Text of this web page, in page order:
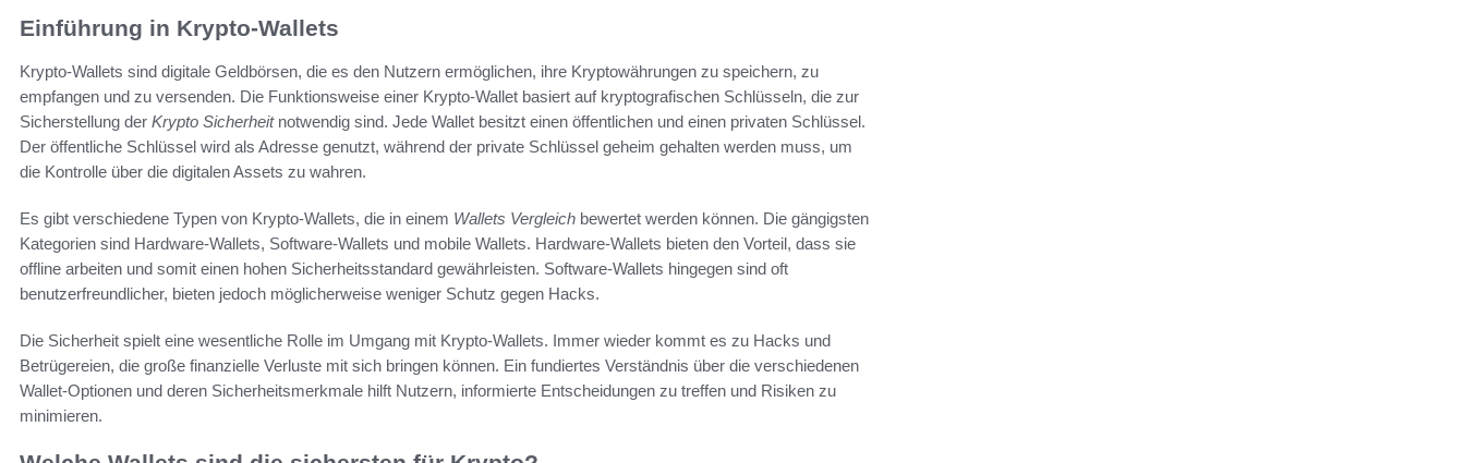
Einführung in Krypto-Wallets
Krypto-Wallets sind digitale Geldbörsen, die es den Nutzern ermöglichen, ihre Kryptowährungen zu speichern, zu
empfangen und zu versenden. Die Funktionsweise einer Krypto-Wallet basiert auf kryptografischen Schlüsseln, die zur
Sicherstellung der Krypto Sicherheitnotwendig sind. Jede Wallet besitzt einen öffentlichen und einen privaten Schlüssel.
Der öffentliche Schlüssel wird als Adresse genutzt, während der private Schlüssel geheim gehalten werden muss, um
die Kontrolle über die digitalen Assets zu wahren.
Es gibt verschiedene Typen von Krypto-Wallets, die in einem Wallets Vergleich bewertet werden können. Die gängigsten
Kategorien sind Hardware-Wallets, Software-Wallets und mobile Wallets. Hardware-Wallets bieten den Vorteil, dass sie
offline arbeiten und somit einen hohen Sicherheitsstandard gewährleisten. Software-Wallets hingegen sind oft
benutzerfreundlicher, bieten jedoch möglicherweise weniger Schutz gegen Hacks.
Die Sicherheit spielt eine wesentliche Rolle im Umgang mit Krypto-Wallets. Immer wieder kommt es zu Hacks und
Betrügereien, die große finanzielle Verluste mit sich bringen können. Ein fundiertes Verständnis über die verschiedenen
Wallet-Optionen und deren Sicherheitsmerkmale hilft Nutzern, informierte Entscheidungen zu treffen und Risiken zu
minimieren.